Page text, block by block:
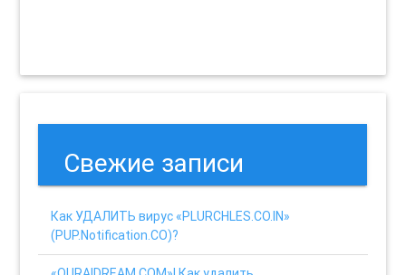
Свежие записи
Как УДАЛИТЬ вирус «PLURCHLES.CO.IN»
(PUP.Notification.CO)?